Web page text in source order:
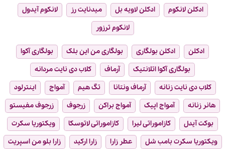
ادکلن لانکوم
ادکلن لاویه بل میدنایت رز
لانکوم آیدول
لانکوم ترزور
ادکلن ادکلن بولگاری بولگاری من این بلک
بولگاری آکوا
بولگاری آکوا اتلانتیک
آرماف
کلاب دی نایت مردانه
کلاب دی نایت زنانه
آرماف ونتانا تگ هیم آمواج
اینترلود
هانر زنانه
آمواج اپیک آمواج براکن زرجوف
زرجوف مفیستو
بوکت آیدل
کازاموراتی لیرا کازاموراتی لاتوسکا
ویکتوریا سکرت
ویکتوریا سکرت بامب شل
عطر زارا زارا ارکید
زارا بلو من اسپریت